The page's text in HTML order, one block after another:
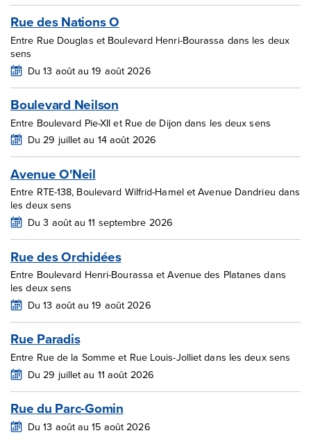
Rue des Nations O
Entre Rue Douglas et Boulevard Henri-Bourassa dans les deux
sens
Du 13 août au 19 août 2026
Boulevard Neilson
Entre Boulevard Pie-XII et Rue de Dijon dans les deux sens
Du 29 juillet au 14 août 2026
Avenue O'Neil
Entre RTE-138, Boulevard Wilfrid-Hamel et Avenue Dandrieu dans
les deux sens
Du 3 août au 11 septembre 2026
Rue des Orchidées
Entre Boulevard Henri-Bourassa et Avenue des Platanes dans
les deux sens
Du 13 août au 19 août 2026
Rue Paradis
Entre Rue de la Somme et Rue Louis-Jolliet dans les deux sens
Du 29 juillet au 11 août 2026
Rue du Parc-Gomin
Du 13 août au 15 août 2026